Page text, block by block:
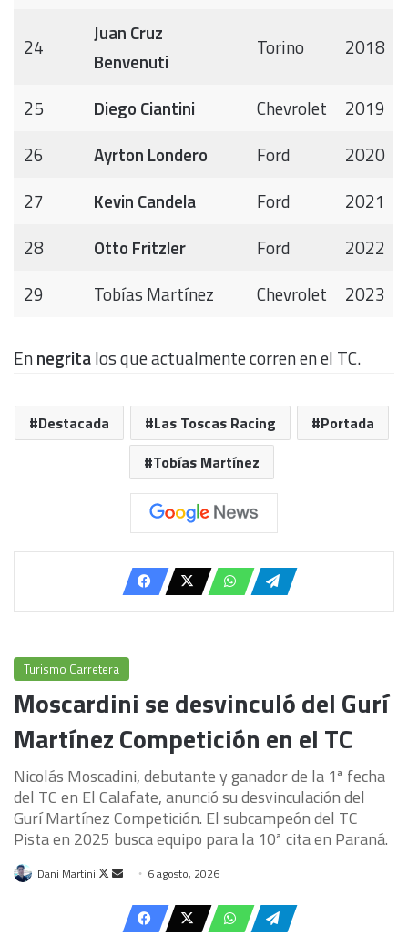
24
Juan Cruz
Benvenuti
Torino 2018
25 Diego Ciantini Chevrolet
2019
26
Ayrton Londero Ford
2020
27
Kevin Candela Ford
2021
28
Otto Fritzler Ford
2022
29
Tobías Martínez Chevrolet 2023
Ennegritalos que actualmente corren en el TC.
Destacada Las Toscas Racing
Portada
Tobías Martínez